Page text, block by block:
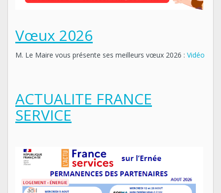
Vœux 2026
M. Le Maire vous présente ses meilleurs vœux 2026 : Vidéo
ACTUALITE FRANCE
SERVICE